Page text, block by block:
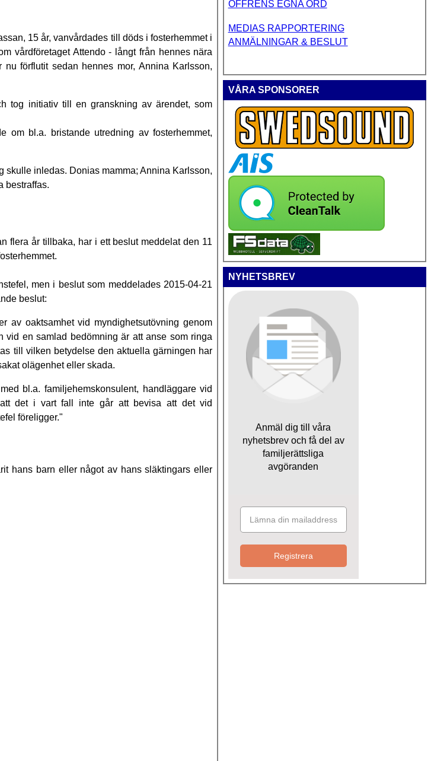
15 år, vanvårdades till döds i fosterhemmet i
vårdföretaget Attendo - långt från hennes nära
förflutit sedan hennes mor, Annina Karlsson,
tog initiativ till en granskning av ärendet, som
om bl.a. bristande utredning av fosterhemmet,
skulle inledas. Donias mamma; Annina Karlsson,
bestraffas.
flera år tillbaka, har i ett beslut meddelat den 11
men i beslut som meddelades 2015-04-21
beslut:
av oaktsamhet vid myndighetsutövning genom
vid en samlad bedömning är att anse som ringa
till vilken betydelse den aktuella gärningen har
olägenhet eller skada.
bl.a. familjehemskonsulent, handläggare vid
att det i vart fall inte går att bevisa att det vid
föreligger."
hans barn eller något av hans släktingars eller
OFFRENS EGNA ORD
MEDIAS RAPPORTERING
ANMÄLNINGAR & BESLUT
VÅRA SPONSORER
NYHETSBREV
Anmäl dig till våra
nyhetsbrev och få del av
familjerättsliga
avgöranden
Registrera